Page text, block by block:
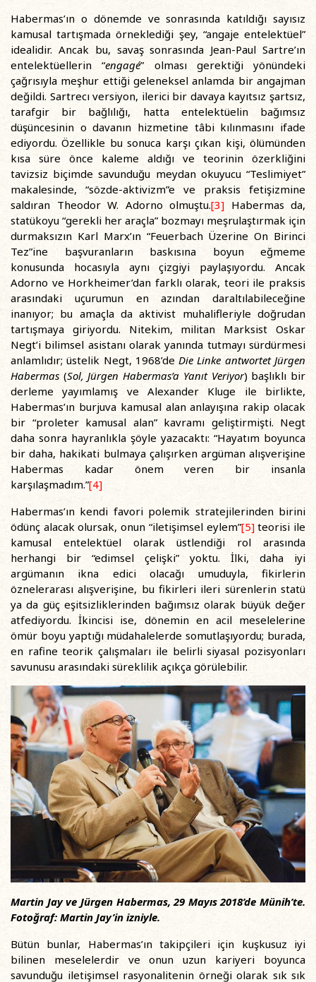
Habermas’ın o dönemde ve sonrasında katıldığı sayısız
kamusal tartışmada örneklediği şey, “angaje entelektüel”
idealidir. Ancak bu, savaş sonrasında Jean-Paul Sartre’ın
entelektüellerin “engagé” olması gerektiği yönündeki
çağrısıyla meşhur ettiği geleneksel anlamda bir angajman
değildi. Sartrecı versiyon, ilerici bir davaya kayıtsız şartsız,
tarafgir bir bağlılığı, hatta entelektüelin bağımsız
düşüncesinin o davanın hizmetine tâbi kılınmasını ifade
ediyordu. Özellikle bu sonuca karşı çıkan kişi, ölümünden
kısa süre önce kaleme aldığı ve teorinin özerkliğini
tavizsiz biçimde savunduğu meydan okuyucu “Teslimiyet”
makalesinde, “sözde-aktivizm”e ve praksis fetişizmine
saldıran Theodor W. Adorno olmuştu.[3] Habermas da,
statükoyu “gerekli her araçla” bozmayı meşrulaştırmak için
durmaksızın Karl Marx’ın “Feuerbach Üzerine On Birinci
Tez”ine başvuranların baskısına boyun eğmeme
konusunda hocasıyla aynı çizgiyi paylaşıyordu. Ancak
Adorno ve Horkheimer’dan farklı olarak, teori ile praksis
arasındaki uçurumun en azından daraltılabileceğine
inanıyor; bu amaçla da aktivist muhalifleriyle doğrudan
tartışmaya giriyordu. Nitekim, militan Marksist Oskar
Negt’i bilimsel asistanı olarak yanında tutmayı sürdürmesi
anlamlıdır; üstelik Negt, 1968’deDie Linke antwortet Jürgen
Habermas (Sol, Jürgen Habermas’a Yanıt Veriyor) başlıklı bir
derleme yayımlamış ve Alexander Kluge ile birlikte,
Habermas’ın burjuva kamusal alan anlayışına rakip olacak
bir “proleter kamusal alan” kavramı geliştirmişti. Negt
daha sonra hayranlıkla şöyle yazacaktı: “Hayatım boyunca
bir daha, hakikati bulmaya çalışırken argüman alışverişine
Habermas kadar önem veren bir insanla
karşılaşmadım.”[4]
Habermas’ın kendi favori polemik stratejilerinden birini
ödünç alacak olursak, onun “iletişimsel eylem”[5]teorisi ile
kamusal entelektüel olarak üstlendiği rol arasında
herhangi bir “edimsel çelişki” yoktu. İlki, daha iyi
argümanın ikna edici olacağı umuduyla, fikirlerin
öznelerarası alışverişine, bu fikirleri ileri sürenlerin statü
ya da güç eşitsizliklerinden bağımsız olarak büyük değer
atfediyordu. İkincisi ise, dönemin en acil meselelerine
ömür boyu yaptığı müdahalelerde somutlaşıyordu; burada,
en rafine teorik çalışmaları ile belirli siyasal pozisyonları
savunusu arasındaki süreklilik açıkça görülebilir.
Martin Jay ve Jürgen Habermas, 29 Mayıs 2018’de Münih’te.
Fotoğraf: Martin Jay’in izniyle.
Bütün bunlar, Habermas’ın takipçileri için kuşkusuz iyi
bilinen meselelerdir ve onun uzun kariyeri boyunca
savunduğu iletişimsel rasyonalitenin örneği olarak sık sık